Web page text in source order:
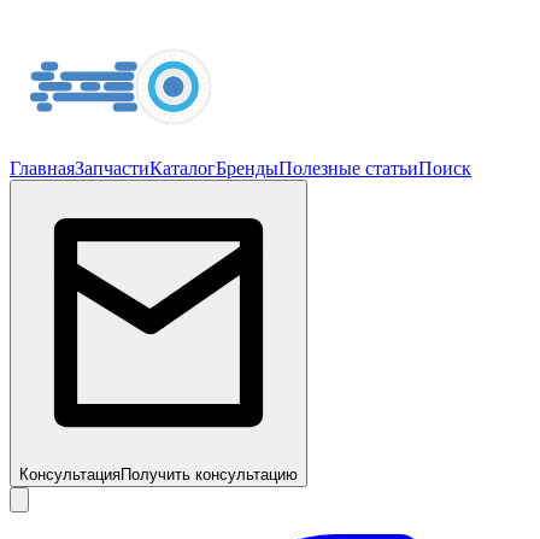
ГлавнаяЗапчастиКаталогБрендыПолезные статьиПоиск
КонсультацияПолучить консультацию